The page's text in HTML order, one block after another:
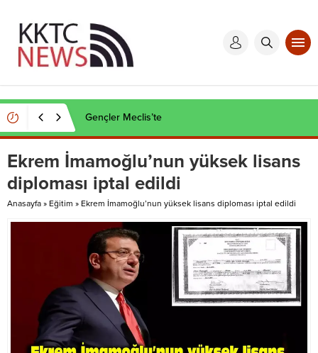
Kaçak et operasyonu
Ekrem İmamoğlu’nun yüksek lisans
diploması iptal edildi
Anasayfa » Eğitim » Ekrem İmamoğlu’nun yüksek lisans diploması iptal edildi